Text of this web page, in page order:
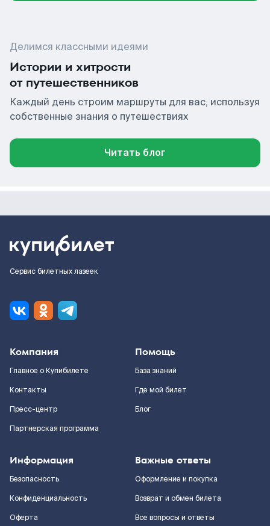
Делимся классными идеями
Истории и хитрости
от путешественников
Каждый день строим маршруты для вас, используя
собственные знания о путешествиях
Читать блог
Сервис билетных лазеек
Компания
Главное о Купибилете
Контакты
Пресс-центр
Партнерская программа
Помощь
База знаний
Где мой билет
Блог
Информация
Безопасность
Конфиденциальность
Оферта
Важные ответы
Оформление и покупка
Возврат и обмен билета
Все вопросы и ответы